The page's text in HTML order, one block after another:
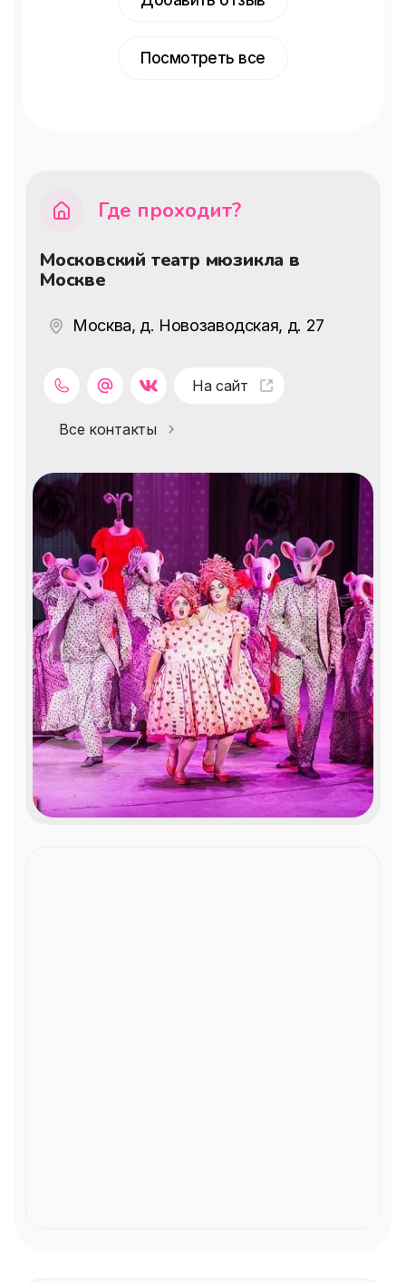
Посмотреть все
Где проходит?
Московский театр мюзикла в
Москве
Москва, д. Новозаводская, д. 27
На сайт
Все контакты